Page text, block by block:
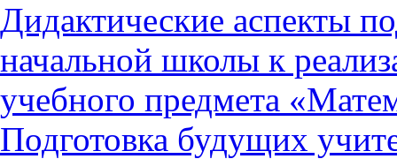
Дидактические аспекты
начальной школы к
учебного предмета
Подготовка будущих